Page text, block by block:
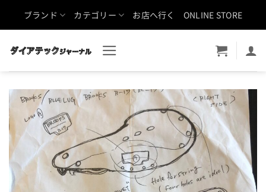
ブランド カテゴリー お店へ行く ONLINE STORE